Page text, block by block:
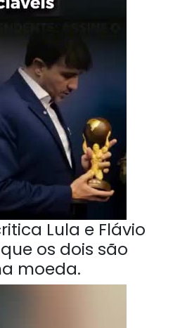
Lula e Flávio
os dois são
moeda.